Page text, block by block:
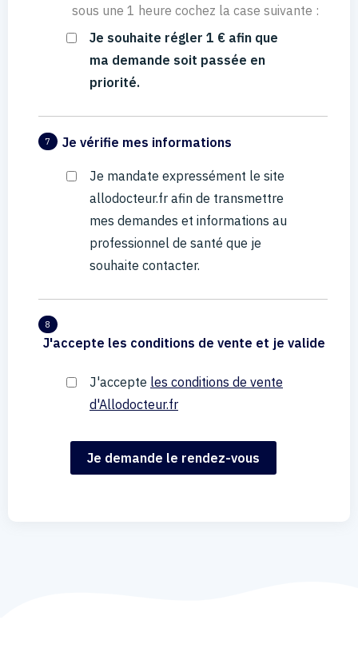
sous une 1 heure cochez la case suivante :
Je souhaite régler 1 € afin que
ma demande soit passée en
priorité.
7 Je vérifie mes informations
Je mandate expressément le site
allodocteur.fr afin de transmettre
mes demandes et informations au
professionnel de santé que je
souhaite contacter.
8
J'accepte les conditions de vente et je valide
J'accepte les conditions de vente
d'Allodocteur.fr